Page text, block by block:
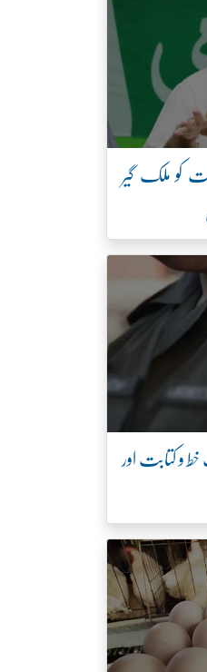
بھتہ کے خلاف 7 اگست کو ملک گیر
و کتابت اور